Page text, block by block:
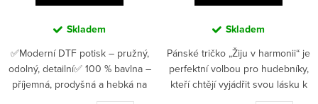
Skladem
✅Moderní DTF potisk – pružný,
odolný, detailní✅ 100 % bavlna –
příjemná, prodyšná a hebká na
dotek ✅ Gramáž 180 g/m² –
Skladem
Pánské tričko „Žiju v harmonii“ je
perfektní volbou pro hudebníky,
kteří chtějí vyjádřit svou lásku k
hudbě a zároveň dosáhnout